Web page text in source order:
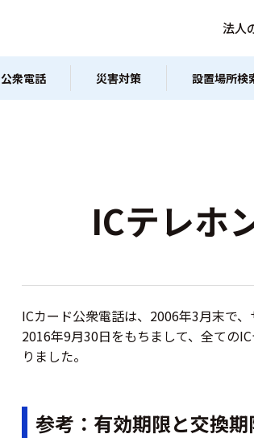
法人
公衆電話 災害対策 設置場所検
ICテレホ
ICカード公衆電話は、2006年3月末で
2016年9月30日をもちまして、全ての
りました。
参考：有効期限と交換